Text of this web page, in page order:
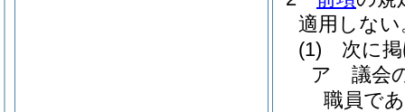
適用しない
(1)
次に
ア
議会
職員で